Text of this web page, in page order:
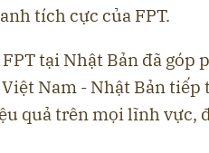
tích cực của FPT.
FPT tại Nhật Bản đã
Nam - Nhật Bản
quả trên mọi lĩnh vực,